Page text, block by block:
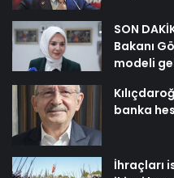
SON
Bakanı
modeli
banka
İhraçları